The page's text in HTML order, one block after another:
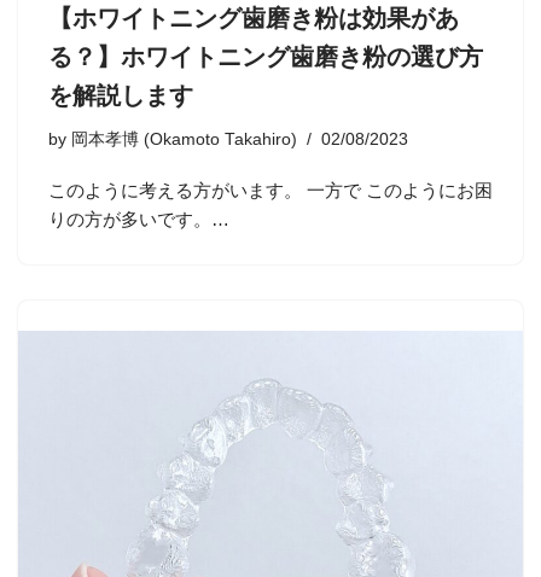
【ホワイトニング歯磨き粉は効果があ
る？】ホワイトニング歯磨き粉の選び方
を解説します
by 岡本孝博 (Okamoto Takahiro) 02/08/2023
このように考える方がいます。 一方で このようにお困
りの方が多いです。…